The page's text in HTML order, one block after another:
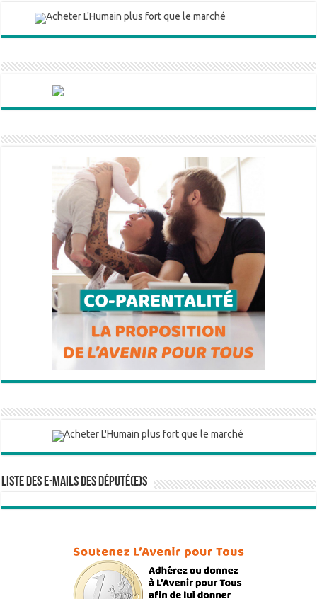
Liste des e-mails des député(e)s